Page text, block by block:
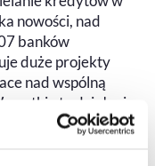
nowości, nad
banków
duże projekty
nad wspólną
te działania
rozwoju biznesu,